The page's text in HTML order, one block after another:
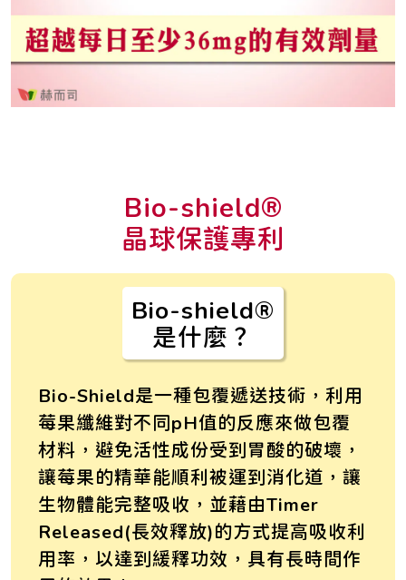
Bio-shield®
晶球保護專利
Bio-shield®
是什麼？
Bio-Shield是一種包覆遞送技術，利用
莓果纖維對不同pH值的反應來做包覆
材料，避免活性成份受到胃酸的破壞，
讓莓果的精華能順利被運到消化道，讓
生物體能完整吸收，並藉由Timer
Released(長效釋放)的方式提高吸收利
用率，以達到緩釋功效，具有長時間作